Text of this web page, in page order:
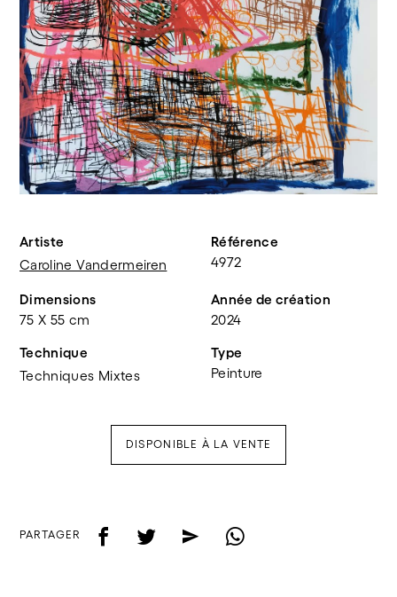
Artiste
Caroline Vandermeiren
Référence
4972
Dimensions
75 X 55 cm
Année de création
2024
Technique
Techniques Mixtes
Type
Peinture
DISPONIBLE À LA VENTE
PARTAGER f t e w